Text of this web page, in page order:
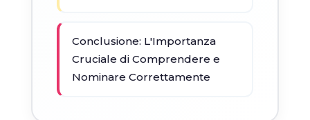
Conclusione: L'Importanza
Cruciale di Comprendere e
Nominare Correttamente